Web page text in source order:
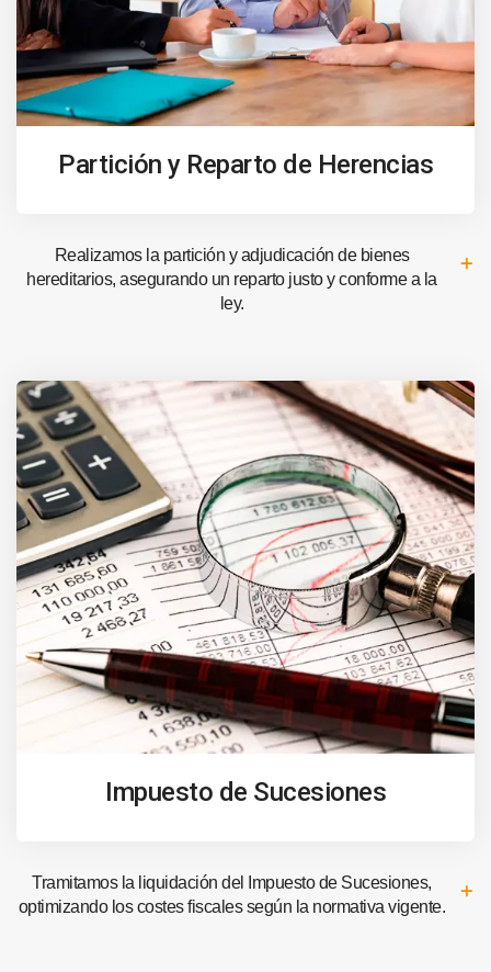
Partición y Reparto de Herencias
Realizamos la partición y adjudicación de bienes
hereditarios, asegurando un reparto justo y conforme a la
ley.
Impuesto de Sucesiones
Tramitamos la liquidación del Impuesto de Sucesiones,
optimizando los costes fiscales según la normativa vigente.